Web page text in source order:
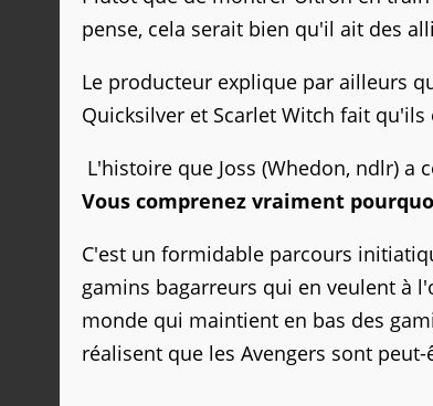
pense, cela serait bien qu'il ait des
Le producteur explique par ailleurs
Quicksilver et Scarlet Witch fait
L'histoire que Joss (Whedon, ndlr) a
Vous comprenez vraiment
C'est un formidable parcours
gamins bagarreurs qui en veulent à
monde qui maintient en bas des
réalisent que les Avengers sont